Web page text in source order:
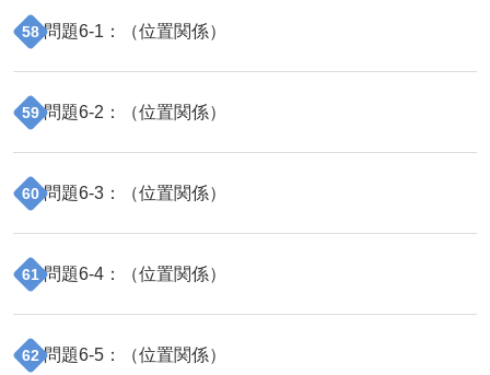
58 問題6-1 ：（位置関係）
59 問題6-2 ：（位置関係）
60 問題6-3 ：（位置関係）
61 問題6-4 ：（位置関係）
62 問題6-5 ：（位置関係）